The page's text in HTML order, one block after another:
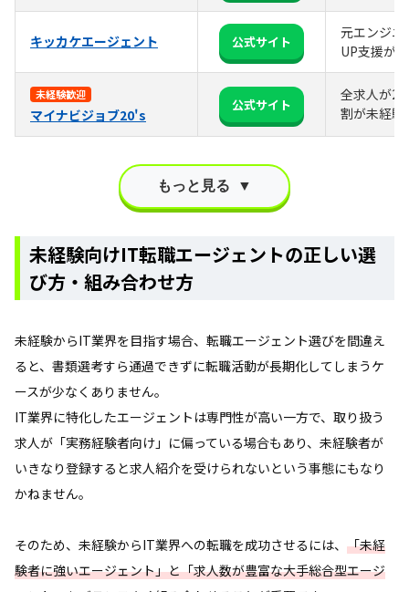
キッカケエージェント 公式サイト
元エンジニ
UP支援が
未経験歓迎
マイナビジョブ20's
公式サイト
全求人が
割が未経験
もっと見る ▼
未経験向けIT転職エージェントの正しい選
び方・組み合わせ方
未経験からIT業界を目指す場合、転職エージェント選びを間違え
ると、書類選考すら通過できずに転職活動が長期化してしまうケ
ースが少なくありません。
IT業界に特化したエージェントは専門性が高い一方で、取り扱う
求人が「実務経験者向け」に偏っている場合もあり、未経験者が
いきなり登録すると求人紹介を受けられないという事態にもなり
かねません。
そのため、未経験からIT業界への転職を成功させるには、 「未経
験者に強いエージェント」と「求人数が豊富な大手総合型エージ